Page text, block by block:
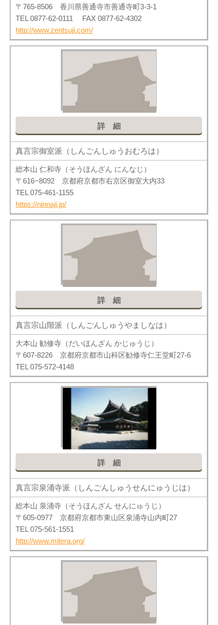
〒765-8506 香川県善通寺市善通寺町3-3-1
TEL 0877-62-0111 FAX 0877-62-4302
http://www.zentsuji.com/
詳細
真言宗御室派（しんごんしゅうおむろは）
総本山 仁和寺（そうほんざん にんなじ）
〒616−8092 京都府京都市右京区御室大内33
TEL 075-461-1155
https://ninnaji.jp/
詳細
真言宗山階派（しんごんしゅうやましなは）
大本山 勧修寺（だいほんざん かじゅうじ）
〒607-8226 京都府京都市山科区勧修寺仁王堂町27-6
TEL 075-572-4148
詳細
真言宗泉涌寺派（しんごんしゅうせんにゅうじは）
総本山 泉涌寺（そうほんざん せんにゅうじ）
〒605-0977 京都府京都市東山区泉涌寺山内町27
TEL 075-561-1551
http://www.mitera.org/